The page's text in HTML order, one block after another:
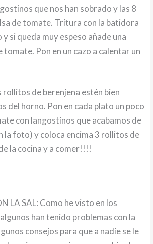
que nos han sobrado y las 8
de tomate. Tritura con la batidora
si queda muy espeso añade una
tomate. Pon en un cazo a calentar un
rollitos de berenjena estén bien
del horno. Pon en cada plato un poco
con langostinos que acabamos de
la foto) y coloca encima 3 rollitos de
la cocina y a comer!!!!
LA SAL: Como he visto en los
han tenido problemas con la
consejos para que a nadie se le